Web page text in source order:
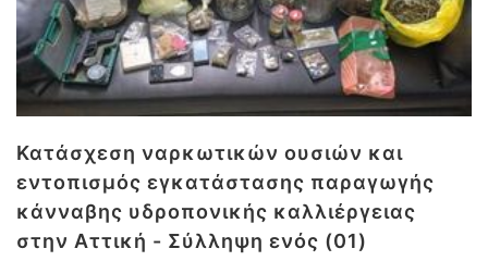
Κατάσχεση ναρκωτικών ουσιών και
εντοπισμός εγκατάστασης παραγωγής
κάνναβης υδροπονικής καλλιέργειας
στην Αττική - Σύλληψη ενός (01)